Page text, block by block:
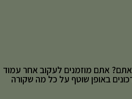
אתם מוזמנים לעקוב אחר עמוד
באופן שוטף על כל מה שקורה